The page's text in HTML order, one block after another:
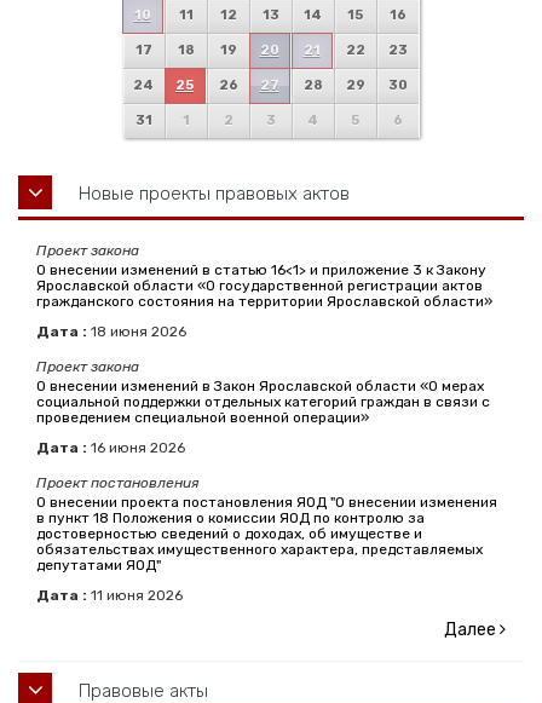
10 11 12 13 14 15 16
17 18 19 20 21 22 23
24 25 26 27 28 29 30
31 1 2 3 4 5 6
Новые проекты правовых актов
Проект закона
О внесении изменений в статью 16<1> и приложение 3 к Закону
Ярославской области «О государственной регистрации актов
гражданского состояния на территории Ярославской области»
Дата : 18 июня 2026
Проект закона
О внесении изменений в Закон Ярославской области «О мерах
социальной поддержки отдельных категорий граждан в связи с
проведением специальной военной операции»
Дата : 16 июня 2026
Проект постановления
О внесении проекта постановления ЯОД "О внесении изменения
в пункт 18 Положения о комиссии ЯОД по контролю за
достоверностью сведений о доходах, об имуществе и
обязательствах имущественного характера, представляемых
депутатами ЯОД"
Дата : 11 июня 2026
Далее
Правовые акты